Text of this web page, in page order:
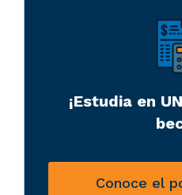
¡Estudia en
Conoce el